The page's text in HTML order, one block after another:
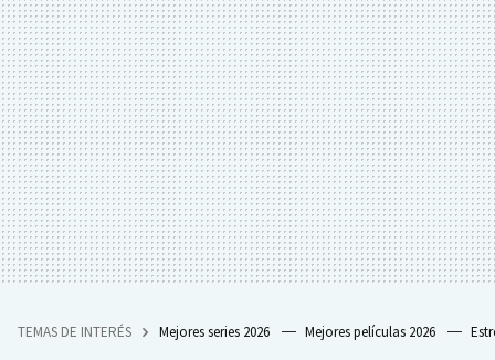
TEMAS DE INTERÉS Mejores series 2026 Mejores películas 2026